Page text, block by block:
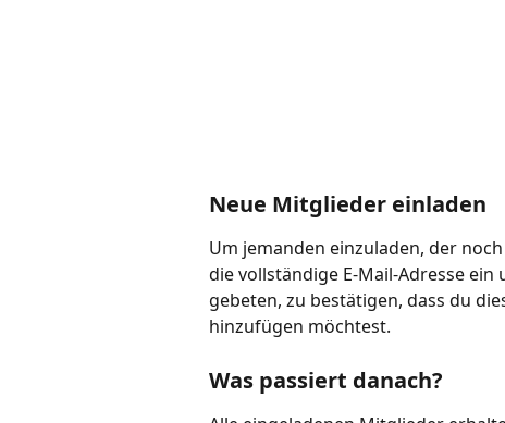
Neue Mitglieder einladen
Um jemanden einzuladen, der
die vollständige E-Mail-Adresse ein
gebeten, zu bestätigen, dass du
hinzufügen möchtest.
Was passiert danach?